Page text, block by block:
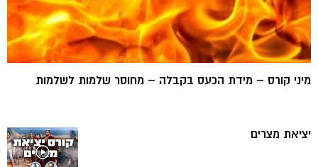
מיני קורס – מידת הכעס בקבלה – מחוסר שלמות לשלמות
יציאת מצרים